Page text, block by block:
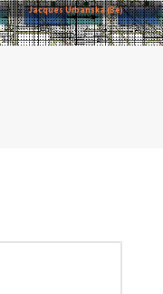
Jacques Urbanska (Be)